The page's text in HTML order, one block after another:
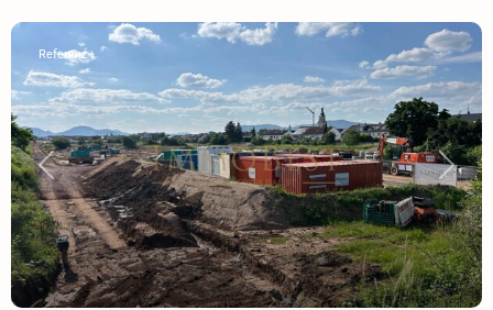
Previous Next
Referenz